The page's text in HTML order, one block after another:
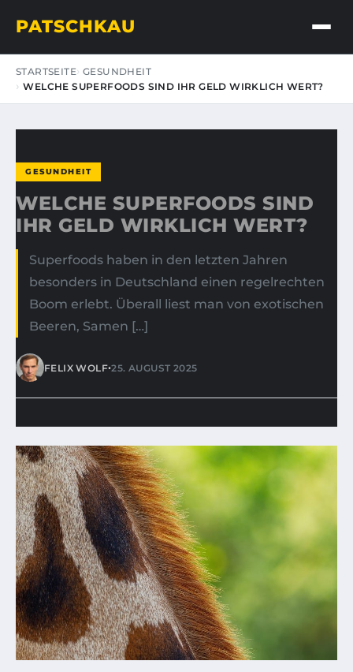
PATSCHKAU
STARTSEITE GESUNDHEIT
WELCHE SUPERFOODS SIND IHR GELD WIRKLICH WERT?
GESUNDHEIT
WELCHE SUPERFOODS SIND
IHR GELD WIRKLICH WERT?
Superfoods haben in den letzten Jahren
besonders in Deutschland einen regelrechten
Boom erlebt. Überall liest man von exotischen
Beeren, Samen […]
FELIX WOLF•25. AUGUST 2025